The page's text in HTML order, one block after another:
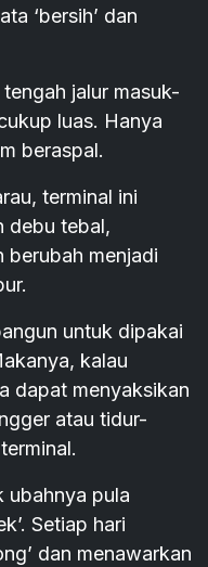
‘bersih’ dan
jalur masuk-
luas. Hanya
beraspal.
terminal ini
debu tebal,
berubah menjadi
untuk dipakai
kalau
dapat menyaksikan
atau tidur-
ubahnya pula
Setiap hari
dan menawarkan